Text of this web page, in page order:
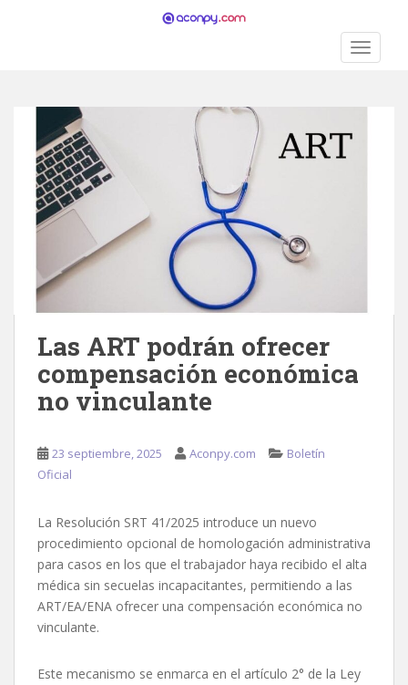
Las ART podrán ofrecer
compensación económica
no vinculante
23 septiembre, 2025 Aconpy.com
Boletín
Oficial
La Resolución SRT 41/2025 introduce un nuevo
procedimiento opcional de homologación administrativa
para casos en los que el trabajador haya recibido el alta
médica sin secuelas incapacitantes, permitiendo a las
ART/EA/ENA ofrecer una compensación económica no
vinculante.
Este mecanismo se enmarca en el artículo 2° de la Ley